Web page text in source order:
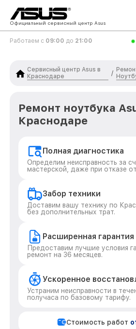
Официальный сервисный центр Asus
Работаем с 09:00 до 21:00
Сервисный центр Asus в
Краснодаре
/
Ремонт ноутбука
Краснодаре
Полная диагностика
Определим неисправность за
мастерской, даже при отказе
Забор техники
Доставим вашу технику по
без дополнительных трат.
Расширенная гарантия
Предоставим лучшие условия
ремонт на 36 месяцев.
Ускоренное
Устраним неисправности в
получаса по базовому тарифу.
Стоимость работ